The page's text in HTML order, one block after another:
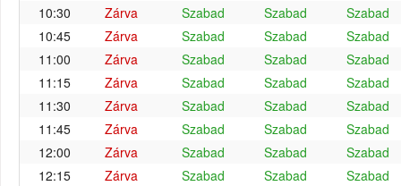
10:30
Zárva Szabad Szabad
Szabad
10:45
Zárva Szabad Szabad
Szabad
11:00
Zárva Szabad Szabad
Szabad
11:15
Zárva Szabad Szabad
Szabad
11:30
Zárva Szabad Szabad
Szabad
11:45
Zárva Szabad Szabad
Szabad
12:00
Zárva Szabad Szabad
Szabad
12:15
Zárva Szabad Szabad
Szabad